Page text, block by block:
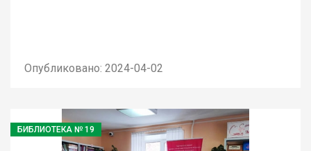
Опубликовано: 2024-04-02
БИБЛИОТЕКА № 19